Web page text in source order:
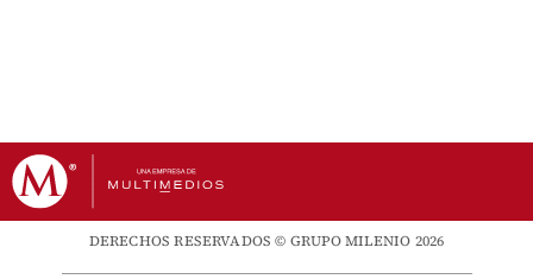
DERECHOS RESERVADOS © GRUPO MILENIO 2026